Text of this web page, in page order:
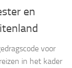
en
voor
in het kader